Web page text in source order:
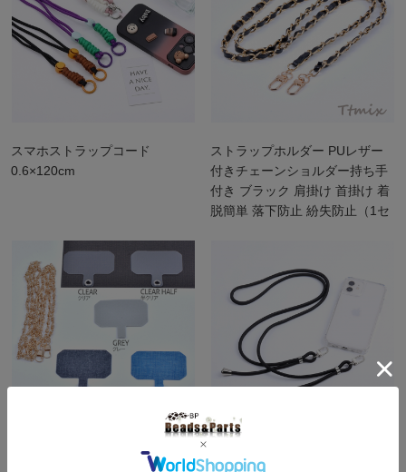
スマホストラップコード
0.6×120cm
ストラップホルダー PUレザー
付きチェーンショルダー持ち手
付き ブラック 肩掛け 首掛け 着
脱簡単 落下防止 紛失防止（1セ
ストラップホルダー チェーンシ